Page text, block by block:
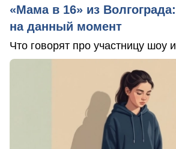
«Мама в 16» из
на данный момент
Что говорят про участницу шоу